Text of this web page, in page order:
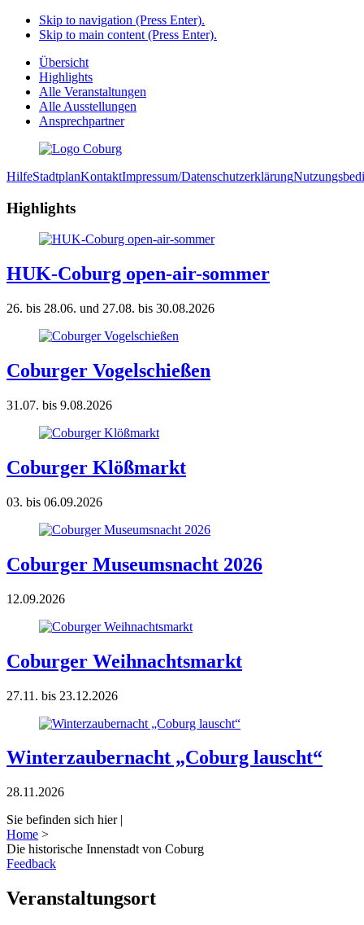
Skip to navigation (Press Enter).
Skip to main content (Press Enter).
Übersicht
Highlights
Alle Veranstaltungen
Alle Ausstellungen
Ansprechpartner
HilfeStadtplanKontaktImpressum/Datenschutzerklärung
Highlights
HUK-Coburg open-air-sommer
26. bis 28.06. und 27.08. bis 30.08.2026
Coburger Vogelschießen
31.07. bis 9.08.2026
Coburger Klößmarkt
03. bis 06.09.2026
Coburger Museumsnacht 2026
12.09.2026
Coburger Weihnachtsmarkt
27.11. bis 23.12.2026
Winterzaubernacht „Coburg lauscht“
28.11.2026
Sie befinden sich hier |
Home >
Die historische Innenstadt von Coburg
Feedback
Veranstaltungsort